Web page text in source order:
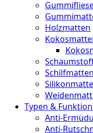
Holzmatten
Schilfmatten
Typen &
Anti-
Anti-